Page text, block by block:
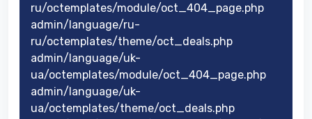
ru/octemplates/module/oct_404_page.php
admin/language/ru-
ru/octemplates/theme/oct_deals.php
admin/language/uk-
ua/octemplates/module/oct_404_page.php
admin/language/uk-
ua/octemplates/theme/oct_deals.php